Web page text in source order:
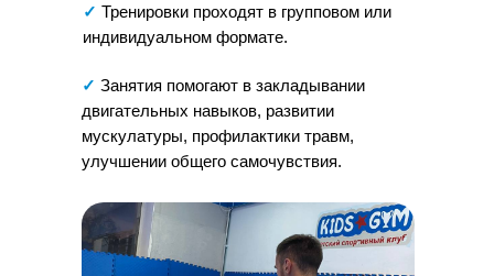
✓ Тренировки проходят в групповом или
индивидуальном формате.
✓ Занятия помогают в закладывании
двигательных навыков, развитии
мускулатуры, профилактики травм,
улучшении общего самочувствия.